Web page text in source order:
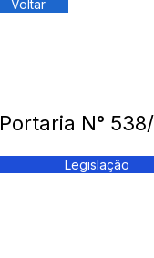
Voltar
Portaria N°
Legislação